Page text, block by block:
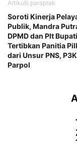
Artikulli paraprak
Soroti Kinerja
Publik, Mandra
DPMD dan Plt
Tertibkan Panitia
dari Unsur PNS,
Parpol